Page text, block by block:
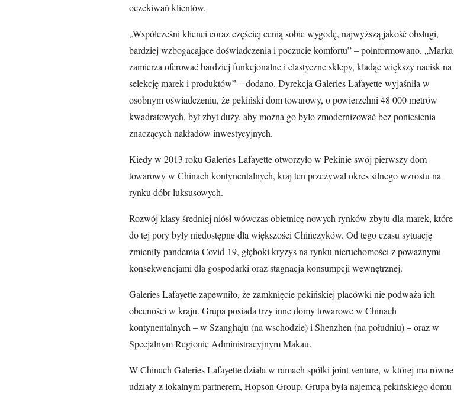
oczekiwań klientów.
„Współcześni klienci coraz częściej cenią sobie wygodę, najwyższą jakość obsługi,
bardziej wzbogacające doświadczenia i poczucie komfortu” – poinformowano. „Marka
zamierza oferować bardziej funkcjonalne i elastyczne sklepy, kładąc większy nacisk na
selekcję marek i produktów” – dodano. Dyrekcja Galeries Lafayette wyjaśniła w
osobnym oświadczeniu, że pekiński dom towarowy, o powierzchni 48 000 metrów
kwadratowych, był zbyt duży, aby można go było zmodernizować bez poniesienia
znaczących nakładów inwestycyjnych.
Kiedy w 2013 roku Galeries Lafayette otworzyło w Pekinie swój pierwszy dom
towarowy w Chinach kontynentalnych, kraj ten przeżywał okres silnego wzrostu na
rynku dóbr luksusowych.
Rozwój klasy średniej niósł wówczas obietnicę nowych rynków zbytu dla marek, które
do tej pory były niedostępne dla większości Chińczyków. Od tego czasu sytuację
zmieniły pandemia Covid-19, głęboki kryzys na rynku nieruchomości z poważnymi
konsekwencjami dla gospodarki oraz stagnacja konsumpcji wewnętrznej.
Galeries Lafayette zapewniło, że zamknięcie pekińskiej placówki nie podważa ich
obecności w kraju. Grupa posiada trzy inne domy towarowe w Chinach
kontynentalnych – w Szanghaju (na wschodzie) i Shenzhen (na południu) – oraz w
Specjalnym Regionie Administracyjnym Makau.
W Chinach Galeries Lafayette działa w ramach spółki joint venture, w której ma równe
udziały z lokalnym partnerem, Hopson Group. Grupa była najemcą pekińskiego domu